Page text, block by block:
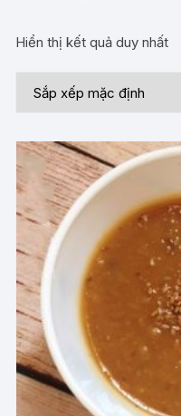
Hiển thị kết quả duy nhất